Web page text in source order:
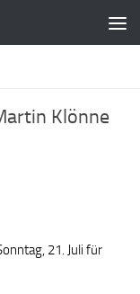
Klönne
21. Juli für